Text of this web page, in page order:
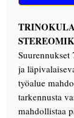
Suurennukset
ja
työalue
tarkennusta
mahdollistaa